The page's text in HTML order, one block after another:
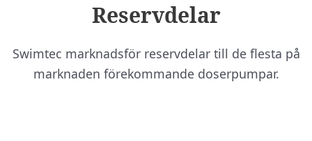
Reservdelar
Swimtec marknadsför reservdelar till de flesta på
marknaden förekommande doserpumpar.